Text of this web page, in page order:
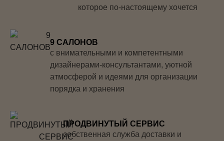
которое по-настоящему хочется
9 САЛОНОВ
с внимательными и компетентными
дизайнерами-консультантами, уютной
атмосферой и идеями для организации
порядка и хранения
ПРОДВИНУТЫЙ СЕРВИС
собственная служба доставки и